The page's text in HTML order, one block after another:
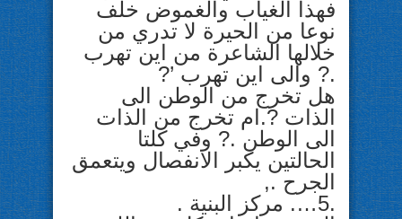
فهذا الغياب والغموض خلف
نوعا من الحيرة لا تدري من
خلالها الشاعرة من اين تهرب
.? والى اين تهرب ’?
هل تخرج من الوطن الى
الذات ?.ام تخرج من الذات
الى الوطن .? وفي كلتا
الحالتين يكبر الانفصال ويتعمق
الجرح .,
.5…. مركز البنية .